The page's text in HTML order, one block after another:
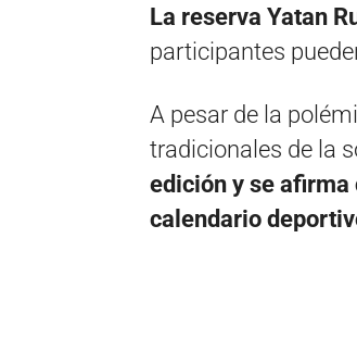
La reserva Yatan
participantes
A pesar de la
tradicionales de la
edición y se afirma
calendario